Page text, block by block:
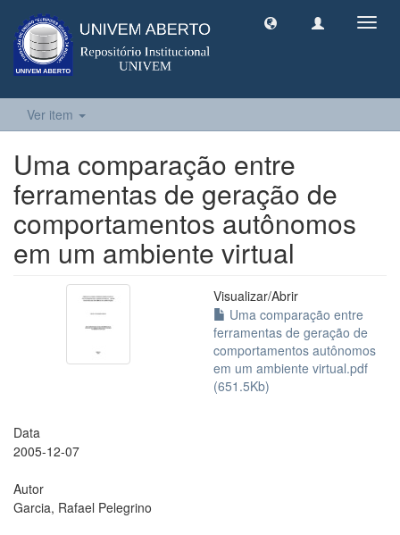
Ver item
Uma comparação entre
ferramentas de geração de
comportamentos autônomos
em um ambiente virtual
Visualizar/Abrir
Uma comparação entre
ferramentas de geração de
comportamentos autônomos
em um ambiente virtual.pdf
(651.5Kb)
Data
2005-12-07
Autor
Garcia, Rafael Pelegrino